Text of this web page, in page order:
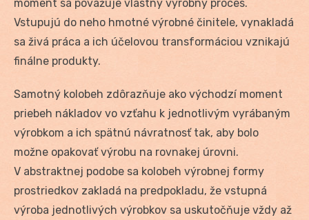
moment sa považuje vlastný výrobný proces.
Vstupujú do neho hmotné výrobné činitele, vynakladá
sa živá práca a ich účelovou transformáciou vznikajú
finálne produkty.
Samotný kolobeh zdôrazňuje ako východzí moment
priebeh nákladov vo vzťahu k jednotlivým vyrábaným
výrobkom a ich spätnú návratnosť tak, aby bolo
možne opakovať výrobu na rovnakej úrovni.
V abstraktnej podobe sa kolobeh výrobnej formy
prostriedkov zakladá na predpokladu, že vstupná
výroba jednotlivých výrobkov sa uskutočňuje vždy až